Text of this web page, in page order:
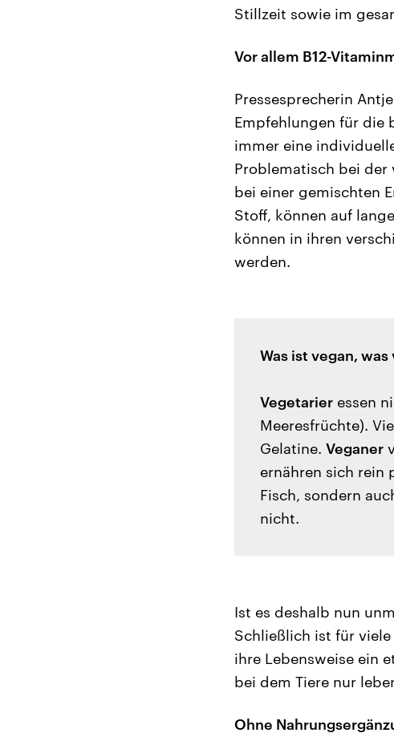
Stillzeit sowie im
Vor allem B12-
Pressesprecherin
Empfehlungen für die
immer eine
Problematisch bei der
bei einer gemischten
Stoff, können auf
können in ihren
werden.
Was ist vegan,
Vegetarier essen
Meeresfrüchte).
Gelatine. Veganer
ernähren sich rein
Fisch, sondern
nicht.
Ist es deshalb nun
Schließlich ist für
ihre Lebensweise ein
bei dem Tiere nur
Ohne